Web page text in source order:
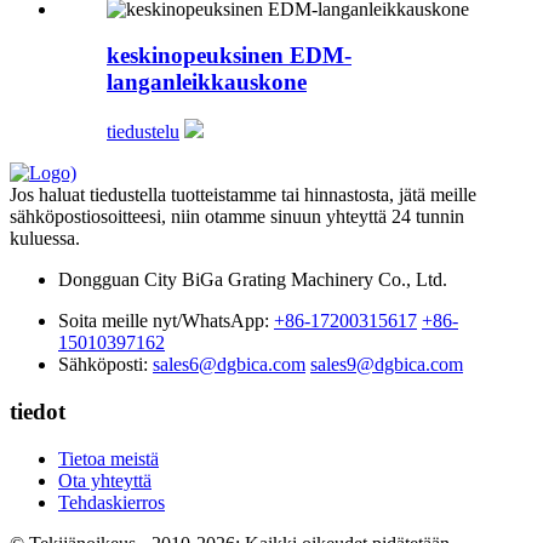
keskinopeuksinen EDM-
langanleikkauskone
tiedustelu
Jos haluat tiedustella tuotteistamme tai hinnastosta, jätä meille
sähköpostiosoitteesi, niin otamme sinuun yhteyttä 24 tunnin
kuluessa.
Dongguan City BiGa Grating Machinery Co., Ltd.
Soita meille nyt/WhatsApp: +86-17200315617 +86-
15010397162
Sähköposti: sales6@dgbica.com sales9@dgbica.com
tiedot
Tietoa meistä
Ota yhteyttä
Tehdaskierros